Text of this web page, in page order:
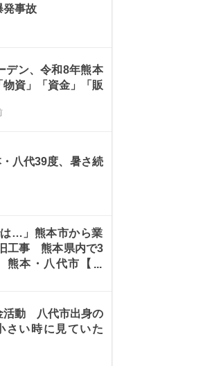
事故
デン、令和8年熊本
資」「資金」「販
八代39度、暑さ続
は…」熊本市から業
工事 熊本県内で3
本・八代市【中
活動 八代市出身の
さい時に見ていた